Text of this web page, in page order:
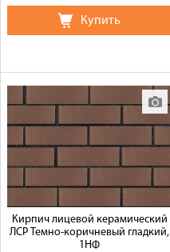
Купить
Кирпич лицевой керамический
ЛСР Темно-коричневый гладкий,
1НФ